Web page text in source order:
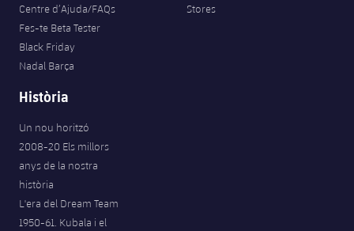
Centre d’Ajuda/FAQs
Fes-te Beta Tester
Black Friday
Nadal Barça
Stores
Història
Un nou horitzó
2008-20 Els millors
anys de la nostra
història
L'era del Dream Team
1950-61. Kubala i el